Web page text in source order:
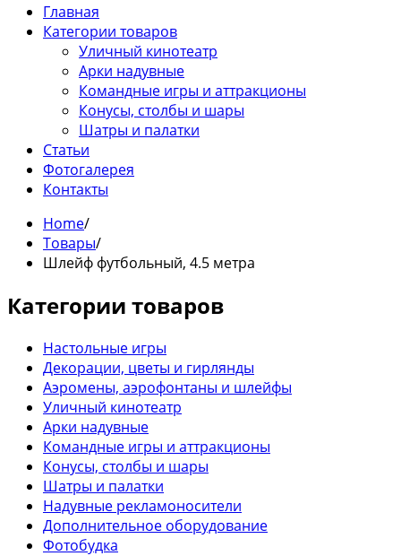
Главная
Категории товаров
Уличный кинотеатр
Арки надувные
Командные игры и аттракционы
Конусы, столбы и шары
Шатры и палатки
Статьи
Фотогалерея
Контакты
Home/
Товары/
Шлейф футбольный, 4.5 метра
Категории товаров
Настольные игры
Декорации, цветы и гирлянды
Аэромены, аэрофонтаны и шлейфы
Уличный кинотеатр
Арки надувные
Командные игры и аттракционы
Конусы, столбы и шары
Шатры и палатки
Надувные рекламоносители
Дополнительное оборудование
Фотобудка